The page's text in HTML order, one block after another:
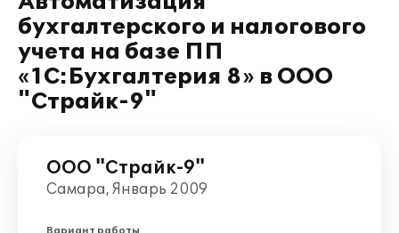
бухгалтерского и налогового
учета на базе ПП
«1С:Бухгалтерия 8» в ООО
"Страйк-9"
ООО "Страйк-9"
Самара, Январь 2009